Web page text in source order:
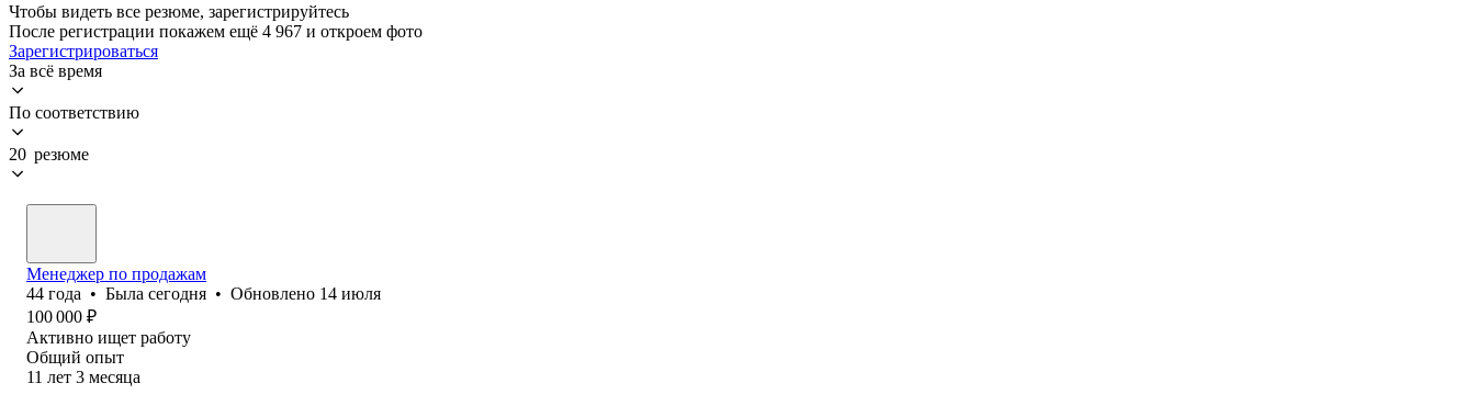
Чтобы видеть все резюме, зарегистрируйтесь
После регистрации покажем ещё 4 967 и откроем фото
Зарегистрироваться
За всё время
По соответствию
20 резюме
Менеджер по продажам
44 года • Была сегодня • Обновлено 14 июля
100 000 ₽
Активно ищет работу
Общий опыт
11 лет 3 месяца